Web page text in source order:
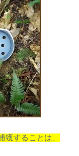
獲することは、